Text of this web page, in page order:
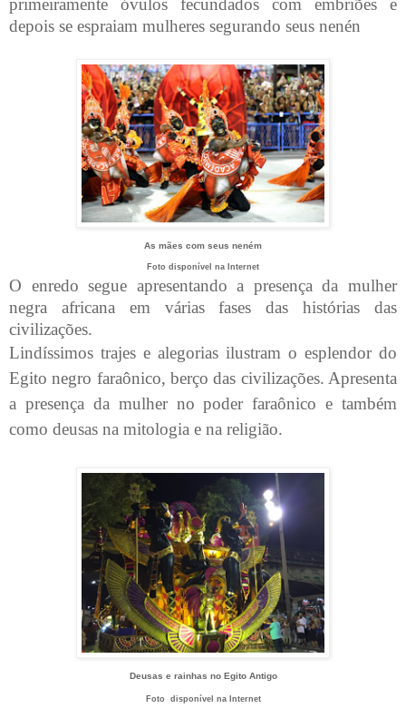
primeiramente óvulos fecundados com embriões e
depois se espraiam mulheres segurando seus nenén
As mães com seus neném
Foto disponível na Internet
O enredo segue apresentando a presença da mulher
negra africana em várias fases das histórias das
civilizações.
Lindíssimos trajes e alegorias ilustram o esplendor do
Egito negro faraônico, berço das civilizações. Apresenta
a presença da mulher no poder faraônico e também
como deusas na mitologia e na religião.
Deusas e rainhas no Egito Antigo
Foto disponível na Internet